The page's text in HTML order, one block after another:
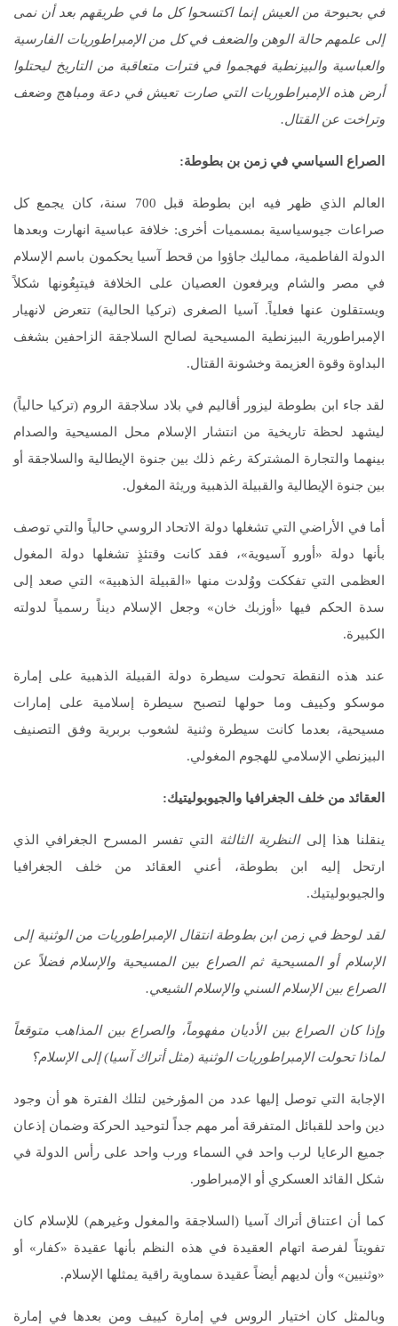
في بحبوحة من العيش إنما اكتسحوا كل ما في طريقهم بعد أن نمى
إلى علمهم حالة الوهن والضعف في كل من الإمبراطوريات الفارسية
والعباسية والبيزنطية فهجموا في فترات متعاقبة من التاريخ ليحتلوا
أرض هذه الإمبراطوريات التي صارت تعيش في دعة ومباهج وضعف
وتراخت عن القتال.
الصراع السياسي في زمن بن بطوطة:
العالم الذي ظهر فيه ابن بطوطة قبل 700 سنة، كان يجمع كل
صراعات جيوسياسية بمسميات أخرى: خلافة عباسية انهارت وبعدها
الدولة الفاطمية، مماليك جاؤوا من قحط آسيا يحكمون باسم الإسلام
في مصر والشام ويرفعون العصيان على الخلافة فيتبِعُونها شكلاً
ويستقلون عنها فعلياً. آسيا الصغرى (تركيا الحالية) تتعرض لانهيار
الإمبراطورية البيزنطية المسيحية لصالح السلاجقة الزاحفين بشغف
البداوة وقوة العزيمة وخشونة القتال.
لقد جاء ابن بطوطة ليزور أقاليم في بلاد سلاجقة الروم (تركيا حالياً)
ليشهد لحظة تاريخية من انتشار الإسلام محل المسيحية والصدام
بينهما والتجارة المشتركة رغم ذلك بين جنوة الإيطالية والسلاجقة أو
بين جنوة الإيطالية والقبيلة الذهبية وريثة المغول.
أما في الأراضي التي تشغلها دولة الاتحاد الروسي حالياً والتي توصف
بأنها دولة «أورو آسيوية»، فقد كانت وقتئذٍ تشغلها دولة المغول
العظمى التي تفككت ووُلدت منها «القبيلة الذهبية» التي صعد إلى
سدة الحكم فيها «أوزبك خان» وجعل الإسلام ديناً رسمياً لدولته
الكبيرة.
عند هذه النقطة تحولت سيطرة دولة القبيلة الذهبية على إمارة
موسكو وكييف وما حولها لتصبح سيطرة إسلامية على إمارات
مسيحية، بعدما كانت سيطرة وثنية لشعوب بربرية وفق التصنيف
البيزنطي الإسلامي للهجوم المغولي.
العقائد من خلف الجغرافيا والجيوبوليتيك:
ينقلنا هذا إلىالنظرية الثالثة التي تفسر المسرح الجغرافي الذي
ارتحل إليه ابن بطوطة، أعني العقائد من خلف الجغرافيا
والجيوبوليتيك.
لقد لوحظ في زمن ابن بطوطة انتقال الإمبراطوريات من الوثنية إلى
الإسلام أو المسيحية ثم الصراع بين المسيحية والإسلام فضلاً عن
الصراع بين الإسلام السني والإسلام الشيعي.
وإذا كان الصراع بين الأديان مفهوماً، والصراع بين المذاهب متوقعاً
لماذا تحولت الإمبراطوريات الوثنية (مثل أتراك آسيا) إلى الإسلام؟
الإجابة التي توصل إليها عدد من المؤرخين لتلك الفترة هو أن وجود
دين واحد للقبائل المتفرقة أمر مهم جداً لتوحيد الحركة وضمان إذعان
جميع الرعايا لرب واحد في السماء ورب واحد على رأس الدولة في
شكل القائد العسكري أو الإمبراطور.
كما أن اعتناق أتراك آسيا (السلاجقة والمغول وغيرهم) للإسلام كان
تفويتاً لفرصة اتهام العقيدة في هذه النظم بأنها عقيدة «كفار» أو
«وثنيين» وأن لديهم أيضاً عقيدة سماوية راقية يمثلها الإسلام.
وبالمثل كان اختيار الروس في إمارة كييف ومن بعدها في إمارة